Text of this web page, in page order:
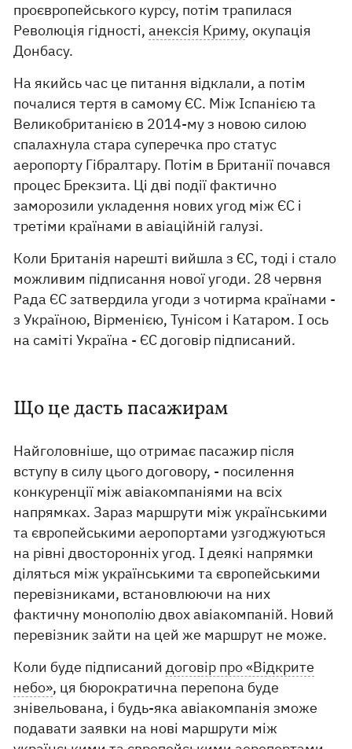
проєвропейського курсу, потім трапилася
Революція гідності,анексія Криму, окупація
Донбасу.
На якийсь час це питання відклали, а потім
почалися тертя в самому ЄС. Між Іспанією та
Великобританією в 2014-му з новою силою
спалахнула стара суперечка про статус
аеропорту Гібралтару. Потім в Британії почався
процес Брекзита. Ці дві події фактично
заморозили укладення нових угод між ЄС і
третіми країнами в авіаційній галузі.
Коли Британія нарешті вийшла з ЄС, тоді і стало
можливим підписання нової угоди. 28 червня
Рада ЄС затвердила угоди з чотирма країнами -
з Україною, Вірменією, Тунісом і Катаром. І ось
на саміті Україна - ЄС договір підписаний.
Що це дасть пасажирам
Найголовніше, що отримає пасажир після
вступу в силу цього договору, - посилення
конкуренції між авіакомпаніями на всіх
напрямках. Зараз маршрути між українськими
та європейськими аеропортами узгоджуються
на рівні двосторонніх угод. І деякі напрямки
діляться між українськими та європейськими
перевізниками, встановлюючи на них
фактичну монополію двох авіакомпаній. Новий
перевізник зайти на цей же маршрут не може.
Коли буде підписанийдоговір про «Відкрите
небо», ця бюрократична перепона буде
знівельована, і будь-яка авіакомпанія зможе
подавати заявки на нові маршрути між